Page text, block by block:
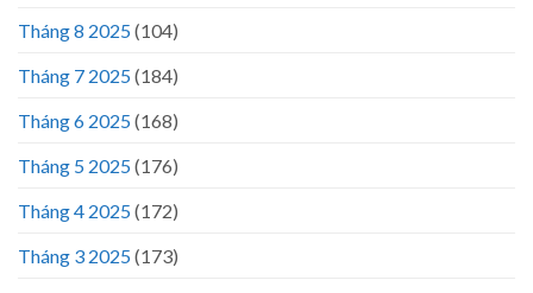
Tháng 8 2025(104)
Tháng 7 2025(184)
Tháng 6 2025(168)
Tháng 5 2025(176)
Tháng 4 2025(172)
Tháng 3 2025(173)